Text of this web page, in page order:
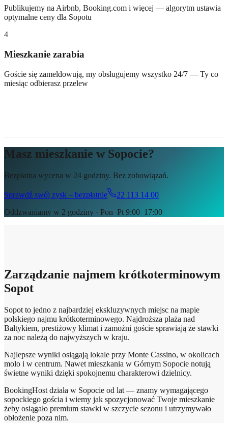
Publikujemy na Airbnb, Booking.com i więcej — algorytm ustawia
optymalne ceny dla Sopotu
4
Mieszkanie zarabia
Goście się zameldowują, my obsługujemy wszystko 24/7 — Ty co
miesiąc odbierasz przelew
Masz mieszkanie w Sopocie?
Bezpłatna wycena w 24 godziny. Bez zobowiązań.
Sprawdź swój zysk – bezpłatnie
22 113 14 00
Oddzwaniamy w 2 godziny · Pon–Pt 9:00–17:00
Zarządzanie najmem krótkoterminowym
Sopot
Sopot to jedno z najbardziej ekskluzywnych miejsc na mapie
polskiego najmu krótkoterminowego. Najdroższa plaża nad
Bałtykiem, prestiżowy klimat i zamożni goście sprawiają że stawki
za noc należą do najwyższych w kraju.
Najlepsze wyniki osiągają lokale przy Monte Cassino, w okolicach
molo i w centrum. Nawet mieszkania w Górnym Sopocie notują
świetne wyniki dzięki spokojnemu charakterowi dzielnicy.
BookingHost działa w Sopocie od lat — znamy wymagającego
sopockiego gościa i wiemy jak spozycjonować Twoje mieszkanie
żeby osiągało premium stawki w szczycie sezonu i utrzymywało
obłożenie poza nim.